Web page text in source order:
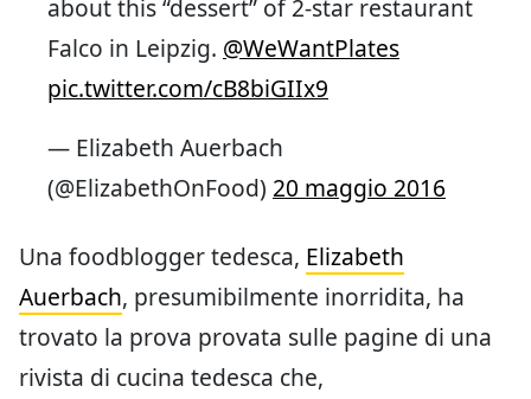
about this “dessert” of 2-star restaurant
Falco in Leipzig. @WeWantPlates
pic.twitter.com/cB8biGIIx9
— Elizabeth Auerbach
(@ElizabethOnFood) 20 maggio 2016
Una foodblogger tedesca, Elizabeth
Auerbach, presumibilmente inorridita, ha
trovato la prova provata sulle pagine di una
rivista di cucina tedesca che,